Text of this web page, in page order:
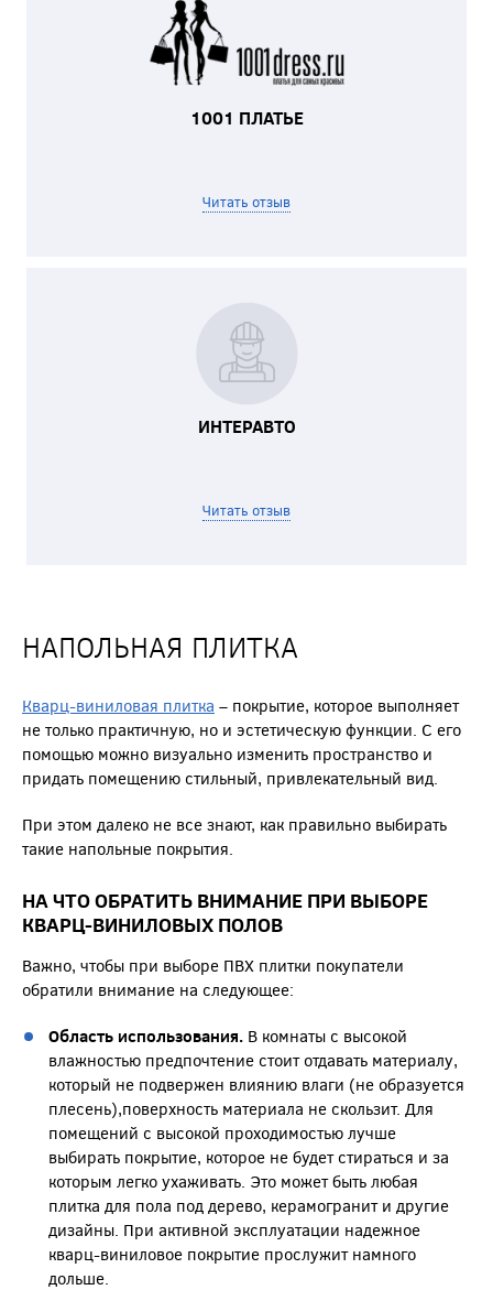
1001 ПЛАТЬЕ
Читать отзыв
ИНТЕРАВТО
Читать отзыв
НАПОЛЬНАЯ ПЛИТКА
Кварц-виниловая плитка – покрытие, которое выполняет
не только практичную, но и эстетическую функции. С его
помощью можно визуально изменить пространство и
придать помещению стильный, привлекательный вид.
При этом далеко не все знают, как правильно выбирать
такие напольные покрытия.
НА ЧТО ОБРАТИТЬ ВНИМАНИЕ ПРИ ВЫБОРЕ
КВАРЦ-ВИНИЛОВЫХ ПОЛОВ
Важно, чтобы при выборе ПВХ плитки покупатели
обратили внимание на следующее:
Область использования. В комнаты с высокой
влажностью предпочтение стоит отдавать материалу,
который не подвержен влиянию влаги (не образуется
плесень),поверхность материала не скользит. Для
помещений с высокой проходимостью лучше
выбирать покрытие, которое не будет стираться и за
которым легко ухаживать. Это может быть любая
плитка для пола под дерево, керамогранит и другие
дизайны. При активной эксплуатации надежное
кварц-виниловое покрытие прослужит намного
дольше.